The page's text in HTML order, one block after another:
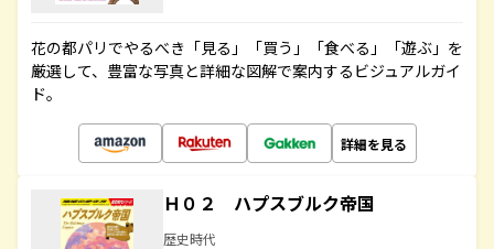
花の都パリでやるべき「見る」「買う」「食べる」「遊ぶ」を
厳選して、豊富な写真と詳細な図解で案内するビジュアルガイ
ド。
詳細を見る
Ｈ０２ ハプスブルク帝国
歴史時代